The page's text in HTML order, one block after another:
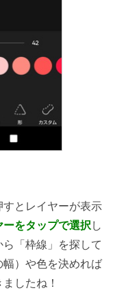
とレイヤーが表示
をタップで選択 し
「枠線」を探して
）や色を決めれば
したね！